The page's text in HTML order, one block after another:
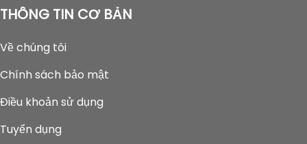
THÔNG TIN CƠ BẢN
Về chúng tôi
Chính sách bảo mật
Điều khoản sử dụng
Tuyển dụng